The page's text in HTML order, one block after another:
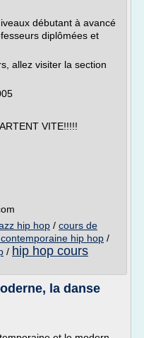
débutant à avancé
diplômées et
allez visiter la section
VITE!!!!!
hip hop / cours de
hip hop /
/ hip hop cours
la danse